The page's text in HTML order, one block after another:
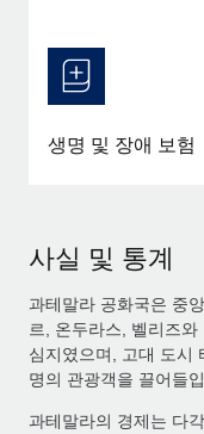
생명 및 장애 보험
사실 및 통계
과테말라 공화국은 중
르, 온두라스, 벨리즈
심지였으며, 고대 도시
명의 관광객을 끌어들
과테말라의 경제는 다